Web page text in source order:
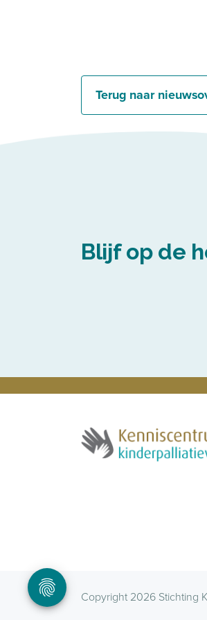
Terug naar
Blijf op de
Copyright 2026 Stichting